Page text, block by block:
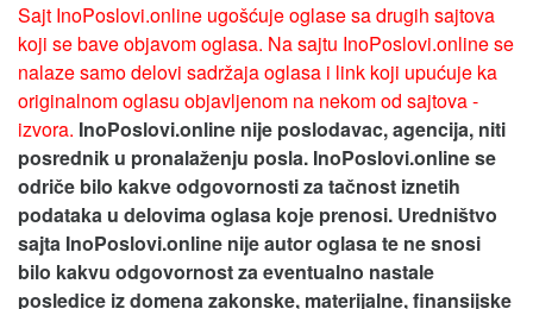
Sajt InoPoslovi.online ugošćuje oglase sa drugih sajtova
koji se bave objavom oglasa. Na sajtu InoPoslovi.online se
nalaze samo delovi sadržaja oglasa i link koji upućuje ka
originalnom oglasu objavljenom na nekom od sajtova -
izvora. InoPoslovi.online nije poslodavac, agencija, niti
posrednik u pronalaženju posla. InoPoslovi.online se
odriče bilo kakve odgovornosti za tačnost iznetih
podataka u delovima oglasa koje prenosi. Uredništvo
sajta InoPoslovi.online nije autor oglasa te ne snosi
bilo kakvu odgovornost za eventualno nastale
posledice iz domena zakonske, materijalne, finansijske